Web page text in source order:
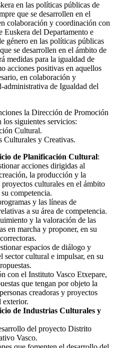
en las políticas públicas de
que se desarrollen en el
colaboración y coordinación con
del Departamento e
género en las políticas públicas
se desarrollen en el ámbito de
medidas para la igualdad de
acciones positivas en aquellos
en colaboración y
de Igualdad del
la Dirección de Promoción
los siguientes servicios:
Cultural.
Culturales y Creativas.
de Planificación Cultural:
acciones dirigidas al
la producción y la
culturales en el ámbito
competencia.
y las líneas de
a su área de competencia.
y la valoración de las
en marcha y proponer, en su
espacios de diálogo y
sector cultural e impulsar, en su
con el Instituto Vasco Etxepare,
que tengan por objeto la
creadoras y proyectos
exterior.
de Industrias Culturales y
del proyecto Distrito
Vasco.